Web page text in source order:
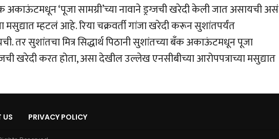
‘पूजा सामग्री’च्या नावाने ड्रग्जची खरेदी केली जात असायची असं
म्हटलं आहे. रिया चक्रवर्ती गांजा खरेदी करून सुशांतपर्यंत
तर सुशांतचा मित्र सिद्धार्थ पिठानी सुशांतच्या बँक अकाऊंटमधून पूजा
खरेदी करत होता, असा देखील उल्लेख एनसीबीच्या आरोपपत्राच्या मसुद्यात
US PRIVACY POLICY